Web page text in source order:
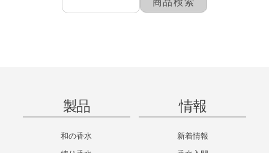
製品
和の香水
情報
新着情報